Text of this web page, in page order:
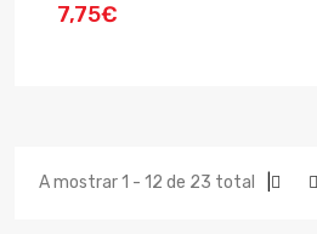
7,75€
A mostrar 1 - 12 de 23 total